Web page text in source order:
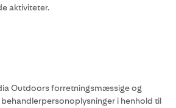
aktiviteter.
Outdoors forretningsmæssige og
i henhold til